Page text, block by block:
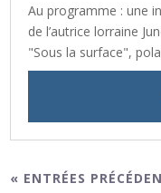
Au programme : une
de l’autrice lorraine
"Sous la surface",
« ENTRÉES